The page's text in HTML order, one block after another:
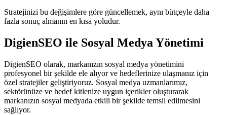
Stratejinizi bu değişimlere göre güncellemek, aynı bütçeyle daha
fazla sonuç almanın en kısa yoludur.
DigienSEO ile Sosyal Medya Yönetimi
DigienSEO olarak, markanızın sosyal medya yönetimini
profesyonel bir şekilde ele alıyor ve hedeflerinize ulaşmanız için
özel stratejiler geliştiriyoruz. Sosyal medya uzmanlarımız,
sektörünüze ve hedef kitlenize uygun içerikler oluşturarak
markanızın sosyal medyada etkili bir şekilde temsil edilmesini
sağlıyor.